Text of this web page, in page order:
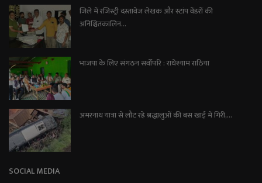
जिले में रजिस्ट्री दस्तावेज लेखक और स्टांप वेंडरों की
अनिश्चितकालिन...
भाजपा के लिए संगठन सर्वोपरि : राधेश्याम राठिया
अमरनाथ यात्रा से लौट रहे श्रद्धालुओं की बस खाई में गिरी,...
SOCIAL MEDIA